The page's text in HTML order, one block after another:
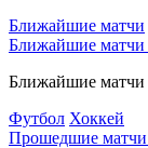
Ближайшие матчи
Ближайшие матчи
Ближайшие матчи
Футбол Хоккей
Прошедшие матчи